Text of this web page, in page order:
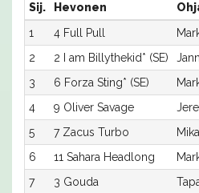
Sij. Hevonen
1
4 Full Pull
2
2 I am Billythekid* (SE)
3
6 Forza Sting* (SE)
4
9 Oliver Savage
5
7 Zacus Turbo
6
11 Sahara Headlong
7
3 Gouda